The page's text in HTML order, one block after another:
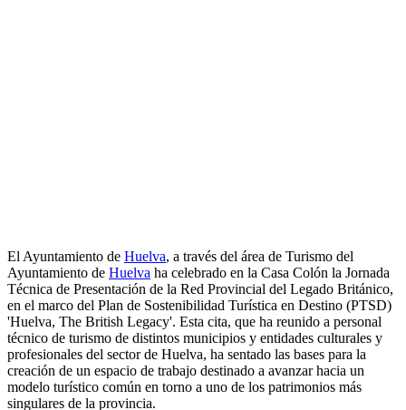
El Ayuntamiento de Huelva, a través del área de Turismo del
Ayuntamiento de Huelva ha celebrado en la Casa Colón la Jornada
Técnica de Presentación de la Red Provincial del Legado Británico,
en el marco del Plan de Sostenibilidad Turística en Destino (PTSD)
'Huelva, The British Legacy'. Esta cita, que ha reunido a personal
técnico de turismo de distintos municipios y entidades culturales y
profesionales del sector de Huelva, ha sentado las bases para la
creación de un espacio de trabajo destinado a avanzar hacia un
modelo turístico común en torno a uno de los patrimonios más
singulares de la provincia.